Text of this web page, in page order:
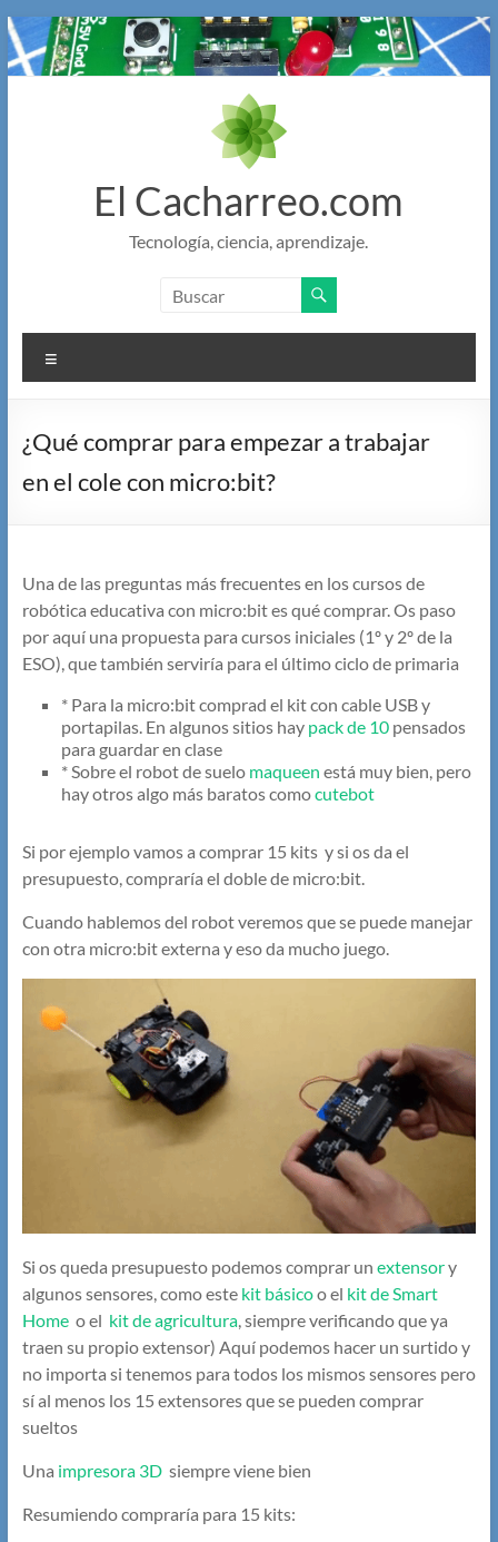
Saltar
al
contenido
El Cacharreo.com
Tecnología, ciencia, aprendizaje.
¿Qué comprar para empezar a trabajar
en el cole con micro:bit?
Una de las preguntas más frecuentes en los cursos de
robótica educativa con micro:bit es qué comprar. Os paso
por aquí una propuesta para cursos iniciales (1º y 2º de la
ESO), que también serviría para el último ciclo de primaria
* Para la micro:bit comprad el kit con cable USB y
portapilas. En algunos sitios haypack de 10pensados
para guardar en clase
* Sobre el robot de suelo maqueen está muy bien, pero
hay otros algo más baratos comocutebot
Si por ejemplo vamos a comprar 15 kits y si os da el
presupuesto, compraría el doble de micro:bit.
Cuando hablemos del robot veremos que se puede manejar
con otra micro:bit externa y eso da mucho juego.
Si os queda presupuesto podemos comprar un extensory
algunos sensores, como este kit básicoo el kit de Smart
Home o el kit de agricultura, siempre verificando que ya
traen su propio extensor) Aquí podemos hacer un surtido y
no importa si tenemos para todos los mismos sensores pero
sí al menos los 15 extensores que se pueden comprar
sueltos
Una impresora 3D siempre viene bien
Resumiendo compraría para 15 kits: